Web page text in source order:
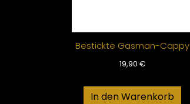
Bestickte Gasman-Cappy
19,90€
In den Warenkorb